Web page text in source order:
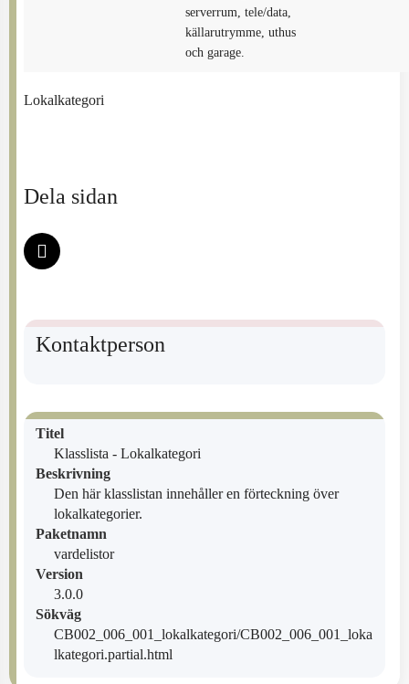
serverrum, tele/data,
källarutrymme, uthus
och garage.
Lokalkategori
Dela sidan
Kontaktperson
Titel
Klasslista - Lokalkategori
Beskrivning
Den här klasslistan innehåller en förteckning över
lokalkategorier.
Paketnamn
vardelistor
Version
3.0.0
Sökväg
CB002_006_001_lokalkategori/CB002_006_001_loka
lkategori.partial.html